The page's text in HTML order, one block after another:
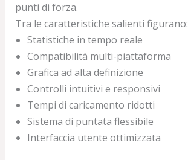
punti di forza.
Tra le caratteristiche salienti figurano:
Statistiche in tempo reale
Compatibilità multi-piattaforma
Grafica ad alta definizione
Controlli intuitivi e responsivi
Tempi di caricamento ridotti
Sistema di puntata flessibile
Interfaccia utente ottimizzata